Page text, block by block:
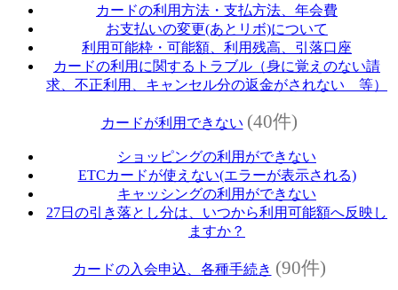
カードの利用方法・支払方法、年会費
お支払いの変更(あとリボ)について
利用可能枠・可能額、利用残高、引落口座
カードの利用に関するトラブル（身に覚えのない請
求、不正利用、キャンセル分の返金がされない 等）
カードが利用できない (40件)
ショッピングの利用ができない
ETCカードが使えない(エラーが表示される)
キャッシングの利用ができない
27日の引き落とし分は、いつから利用可能額へ反映し
ますか？
カードの入会申込、各種手続き (90件)